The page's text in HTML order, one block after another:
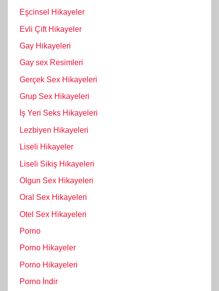
Eşcinsel Hikayeler
Evli Çift Hikayeler
Gay Hikayeleri
Gay sex Resimleri
Gerçek Sex Hikayeleri
Grup Sex Hikayeleri
İş Yeri Seks Hikayeleri
Lezbiyen Hikayeleri
Liseli Hikayeler
Liseli Sikiş Hikayeleri
Olgun Sex Hikayeleri
Oral Sex Hikayeleri
Otel Sex Hikayeleri
Porno
Porno Hikayeler
Porno Hikayeleri
Porno İndir